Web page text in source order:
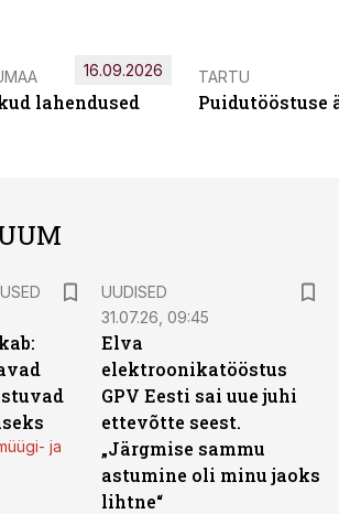
lahendused
16.09.2026 TARTU
Puidutööstuse
ja
UUDISED
31.07.26, 09:45
Elva
elektroonikatööstus
GPV Eesti sai uue juhi
ettevõtte seest.
„Järgmise sammu
astumine oli minu jaoks
lihtne“